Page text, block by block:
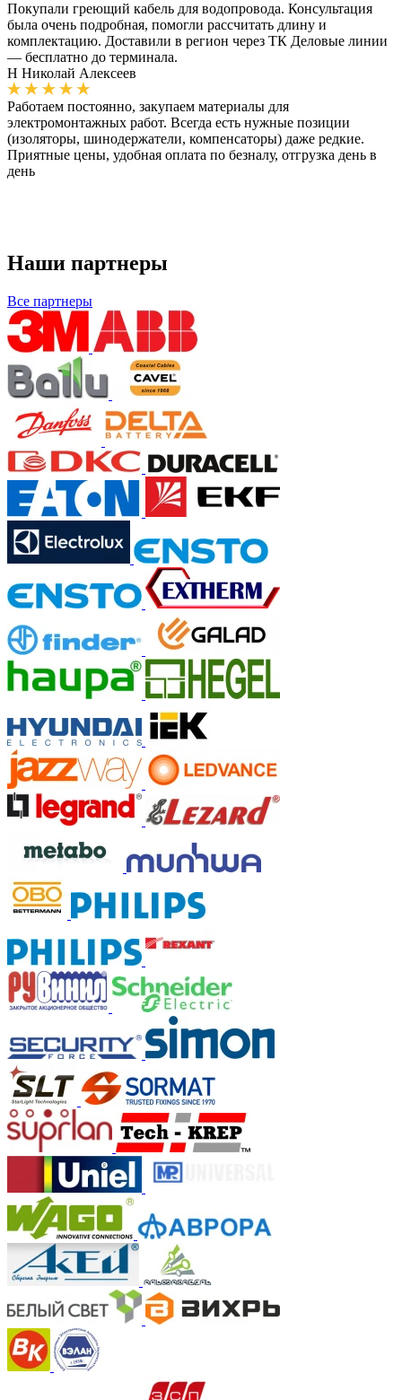
Покупали греющий кабель для водопровода. Консультация
была очень подробная, помогли рассчитать длину и
комплектацию. Доставили в регион через ТК Деловые линии
— бесплатно до терминала.
Н Николай Алексеев
Работаем постоянно, закупаем материалы для
электромонтажных работ. Всегда есть нужные позиции
(изоляторы, шинодержатели, компенсаторы) даже редкие.
Приятные цены, удобная оплата по безналу, отгрузка день в
день
Наши партнеры
Все партнеры